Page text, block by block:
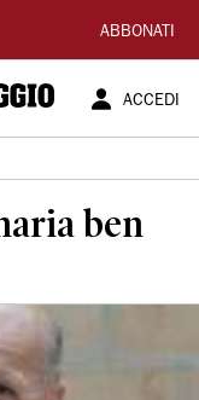
ABBONATI
ACCEDI
ben